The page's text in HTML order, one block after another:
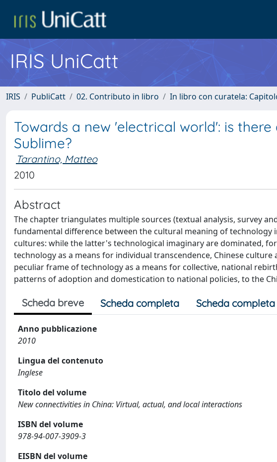
IRIS UniCatt
IRIS PubliCatt 02. Contributo in libro In libro con curatela:
Towards a new 'electrical world': is there
Sublime?
Tarantino, Matteo
2010
Abstract
The chapter triangulates multiple sources (textual analysis, survey
fundamental difference between the cultural meaning of technology
cultures: while the latter's technological imaginary are dominated,
technology as a means for individual transcendence, Chinese
peculiar frame of technology as a means for collective, national
patterns of adoption and domestication to national policies, to the
Scheda breve Scheda completa Scheda completa
Anno pubblicazione
2010
Lingua del contenuto
Inglese
Titolo del volume
New connectivities in China: Virtual, actual, and local interactions
ISBN del volume
978-94-007-3909-3
EISBN del volume